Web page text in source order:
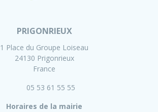
PRIGONRIEUX
1 Place du Groupe Loiseau
24130 Prigonrieux
France
05 53 61 55 55
Horaires de la mairie